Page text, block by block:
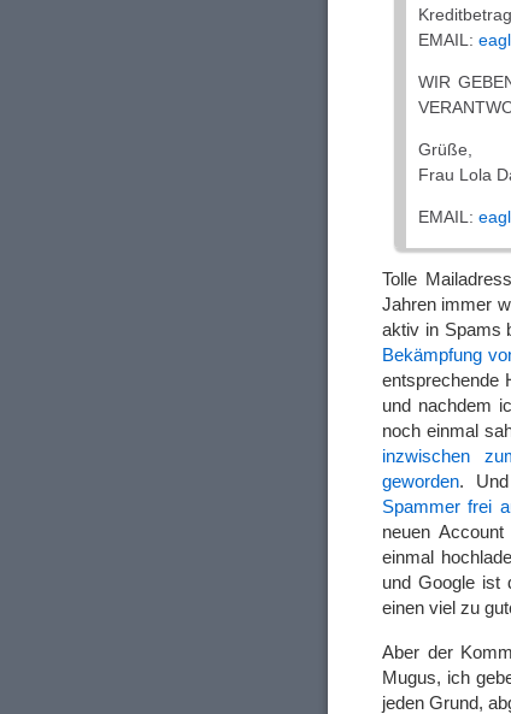
EMAIL:
WIR
Grüße,
Frau Lola
EMAIL:
Tolle
Jahren immer
aktiv in Spams
Bekämpfung
entsprechende
und nachdem
noch einmal
inzwischen
geworden.
Spammer frei
neuen
einmal
und Google ist
einen viel zu
Aber der
Mugus, ich
jeden Grund,